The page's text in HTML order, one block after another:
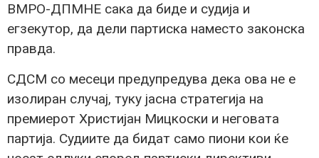
ВМРО-ДПМНЕ сака да биде и судија и
егзекутор, да дели партиска наместо законска
правда.
СДСМ со месеци предупредува дека ова не е
изолиран случај, туку јасна стратегија на
премиерот Христијан Мицкоски и неговата
партија. Судиите да бидат само пиони кои ќе